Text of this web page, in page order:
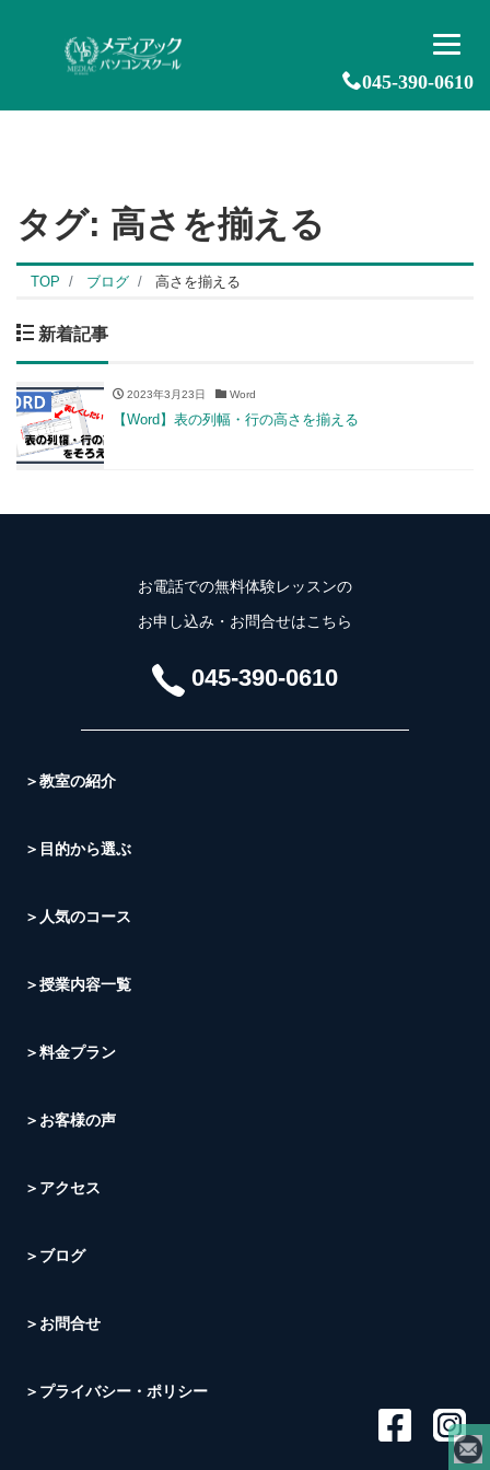
045-390-0610
タグ: 高さを揃える
TOP ブログ 高さを揃える
新着記事
2023年3月23日 Word
【Word】表の列幅・行の高さを揃える
お電話での無料体験レッスンの
お申し込み・お問合せはこちら
045-390-0610
＞教室の紹介
＞目的から選ぶ
＞人気のコース
＞授業内容一覧
＞料金プラン
＞お客様の声
＞アクセス
＞ブログ
＞お問合せ
＞プライバシー・ポリシー